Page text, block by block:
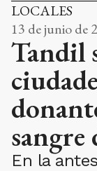
LOCALES
13 de junio de
Tandil
sangre
En la